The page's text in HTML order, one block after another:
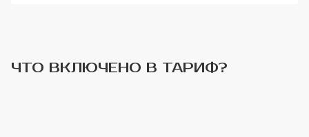
ЧТО ВКЛЮЧЕНО В ТАРИФ?